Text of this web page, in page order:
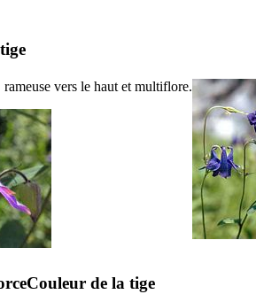
vers le haut et multiflore.
Couleur de la tige